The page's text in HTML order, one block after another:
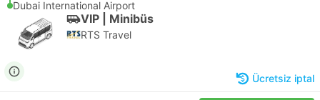
Dubai International Airport
VIP | Minibüs
RTS Travel
Ücretsiz iptal